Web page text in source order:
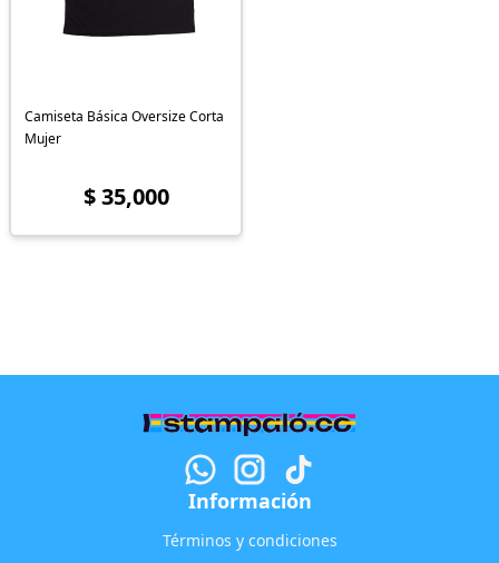
Camiseta Básica Oversize Corta
Mujer
$ 35,000
Información
Términos y condiciones